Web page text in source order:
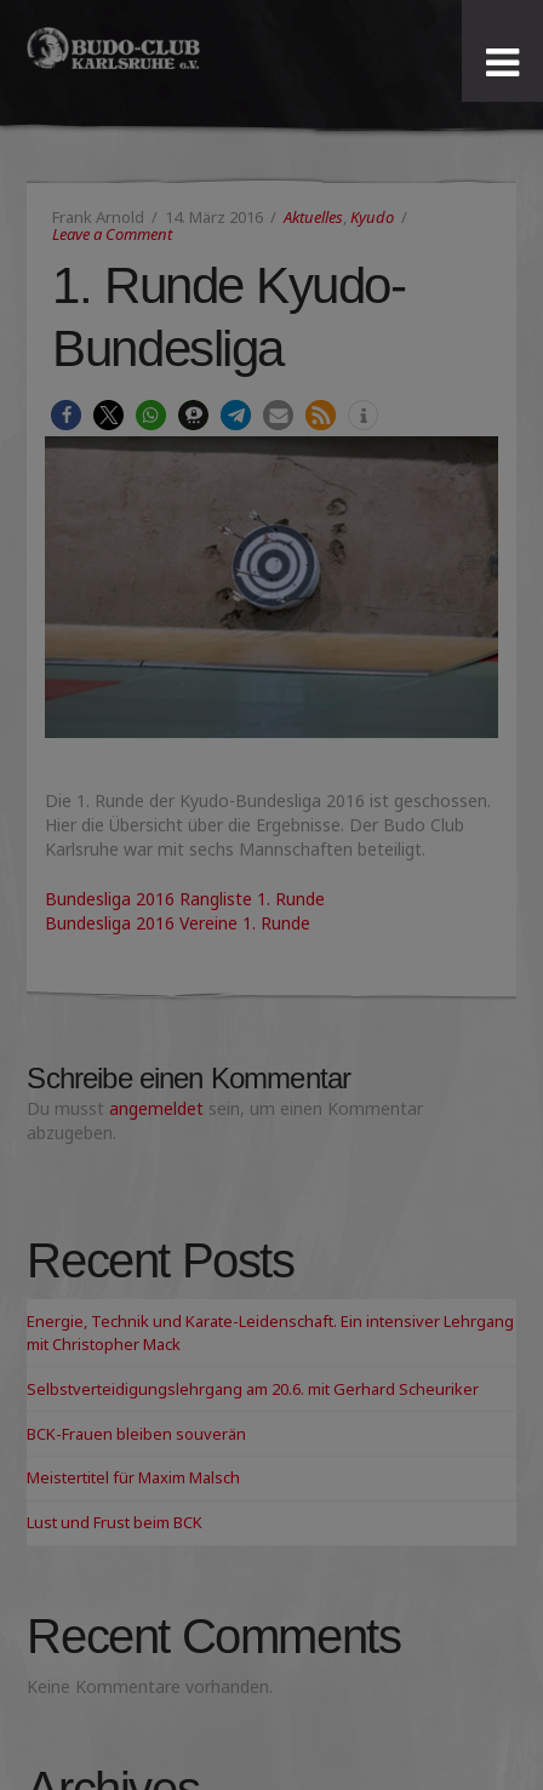
Budo-
Club
Karlsruhe
e.V.
Frank Arnold 14. März 2016 Aktuelles, Kyudo
Leave a Comment
1. Runde Kyudo-
Bundesliga
Die 1. Runde der Kyudo-Bundesliga 2016 ist geschossen.
Hier die Übersicht über die Ergebnisse. Der Budo Club
Karlsruhe war mit sechs Mannschaften beteiligt.
Bundesliga 2016 Rangliste 1. Runde
Bundesliga 2016 Vereine 1. Runde
Schreibe einen Kommentar
Du musst angemeldet sein, um einen Kommentar
abzugeben.
Recent Posts
Energie, Technik und Karate-Leidenschaft. Ein intensiver Lehrgang
mit Christopher Mack
Selbstverteidigungslehrgang am 20.6. mit Gerhard Scheuriker
BCK-Frauen bleiben souverän
Meistertitel für Maxim Malsch
Lust und Frust beim BCK
Recent Comments
Keine Kommentare vorhanden.